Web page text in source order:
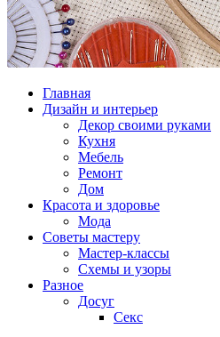
Главная
Дизайн и интерьер
Декор своими руками
Кухня
Мебель
Ремонт
Дом
Красота и здоровье
Мода
Советы мастеру
Мастер-классы
Схемы и узоры
Разное
Досуг
Секс